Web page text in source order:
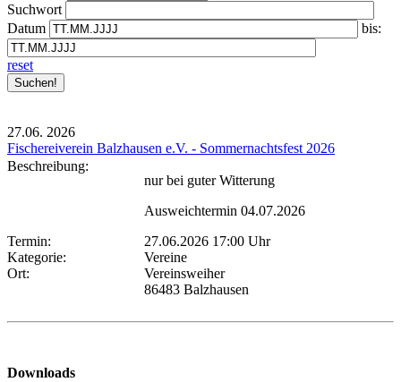
Suchwort
Datum
bis:
reset
27.06. 2026
Fischereiverein Balzhausen e.V. - Sommernachtsfest 2026
Beschreibung:
nur bei guter Witterung
Ausweichtermin 04.07.2026
Termin:
27.06.2026 17:00 Uhr
Kategorie:
Vereine
Ort:
Vereinsweiher
86483 Balzhausen
Downloads